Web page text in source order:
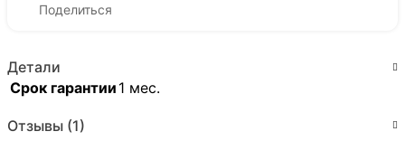
Поделиться
Детали
Срок гарантии 1 мес.
Отзывы (1)